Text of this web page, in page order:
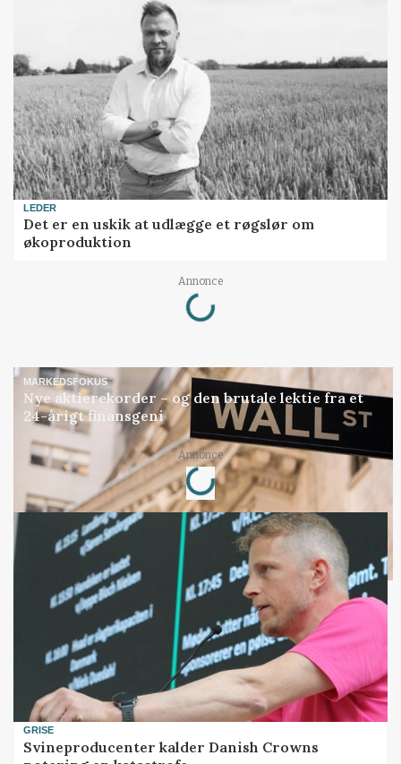
LEDER
Det er en uskik at udlægge et røgslør om
økoproduktion
Annonce
Loading...
MARKEDSFOKUS
Nye aktierekorder – og den brutale lektie fra et
24-årigt finansgeni
Annonce
Loading...
GRISE
Svineproducenter kalder Danish Crowns